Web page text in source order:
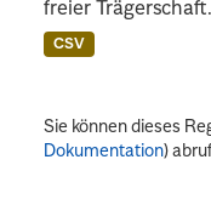
freier
CSV
Sie können dieses
Dokumentation)